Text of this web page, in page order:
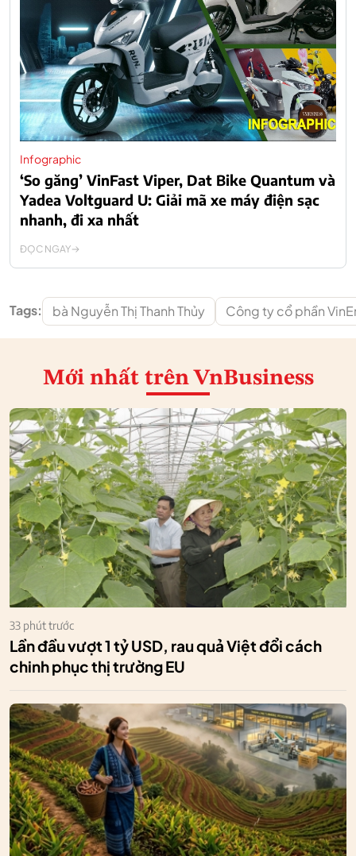
Infographic
‘So găng’ VinFast Viper, Dat Bike Quantum và
Yadea Voltguard U: Giải mã xe máy điện sạc
nhanh, đi xa nhất
ĐỌC NGAY
Tags: bà Nguyễn Thị Thanh Thủy Công ty cổ phần
Mới nhất trên VnBusiness
33 phút trước
Lần đầu vượt 1 tỷ USD, rau quả Việt đổi cách
chinh phục thị trường EU